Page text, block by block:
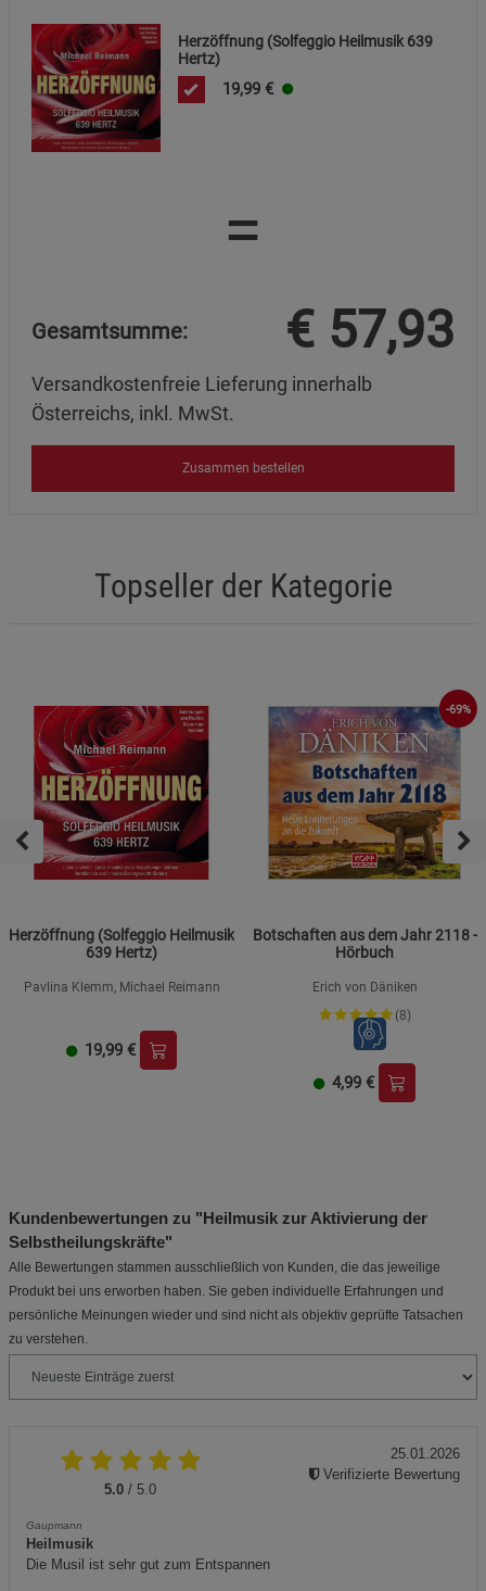
Herzöffnung (Solfeggio Heilmusik 639
Hertz)
19,99 €
=
Gesamtsumme: € 57,93
Versandkostenfreie Lieferung innerhalb
Österreichs, inkl. MwSt.
Zusammen bestellen
Topseller der Kategorie
Herzöffnung (Solfeggio Heilmusik
639 Hertz)
Pavlina Klemm, Michael Reimann
19,99 €
-69%
Botschaften aus dem Jahr 2118 -
Hörbuch
Erich von Däniken
(8)
4,99 €
Kundenbewertungen zu "Heilmusik zur Aktivierung der
Selbstheilungskräfte"
Alle Bewertungen stammen ausschließlich von Kunden, die das jeweilige
Produkt bei uns erworben haben. Sie geben individuelle Erfahrungen und
persönliche Meinungen wieder und sind nicht als objektiv geprüfte Tatsachen
zu verstehen.
5.0 / 5.0
Gaupmann
Heilmusik
Die Musil ist sehr gut zum Entspannen
25.01.2026
Verifizierte Bewertung
Statistik Cookies (1)
Beschreibung Statistik Cookies
Cookie-Informationen anzeigen
Marketing Cookies (3)
Cookie-Informationen